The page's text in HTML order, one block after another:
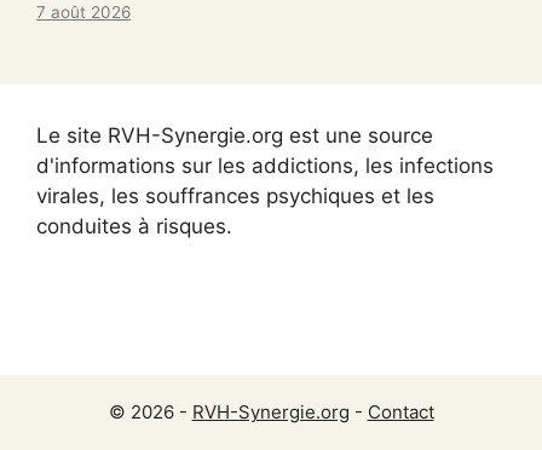
7 août 2026
Le site RVH-Synergie.org est une source
d'informations sur les addictions, les infections
virales, les souffrances psychiques et les
conduites à risques.
© 2026 - RVH-Synergie.org - Contact